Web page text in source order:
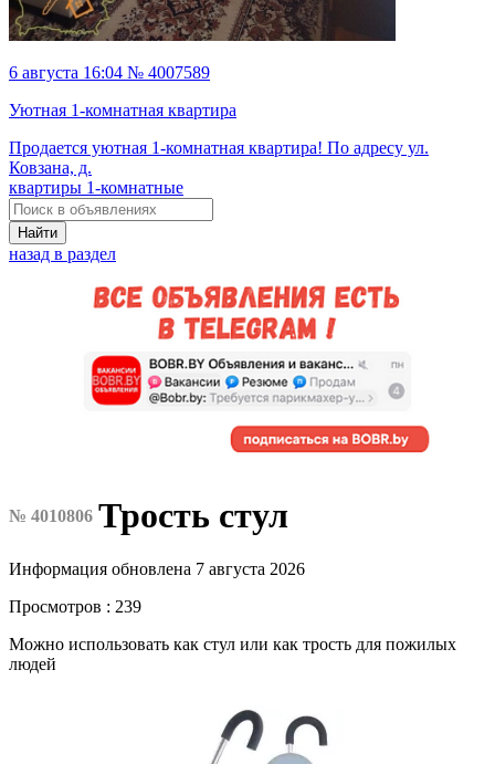
6 августа 16:04 № 4007589
Уютная 1-комнатная квартира
Продается уютная 1-комнатная квартира! По адресу ул.
Ковзана, д.
квартиры 1-комнатные
Найти
назад в раздел
№ 4010806 Трость стул
Информация обновлена 7 августа 2026
Просмотров : 239
Можно использовать как стул или как трость для пожилых
людей